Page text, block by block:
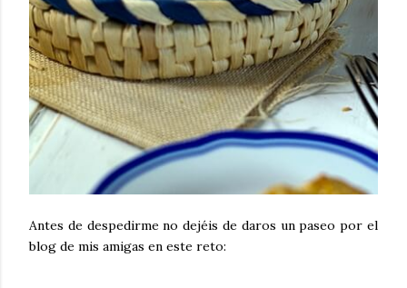
Antes de despedirme no dejéis de daros un paseo por el
blog de mis amigas en este reto: